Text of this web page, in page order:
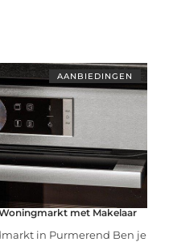
AANBIEDINGEN
met Makelaar
in Purmerend Ben je